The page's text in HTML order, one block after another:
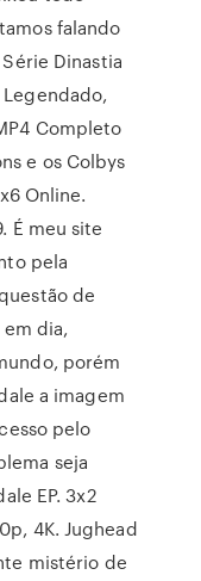
falando
Dinastia
Completo
e os Colbys
Online.
É meu site
pela
de
dia,
porém
a imagem
pelo
seja
EP. 3x2
4K. Jughead
mistério de